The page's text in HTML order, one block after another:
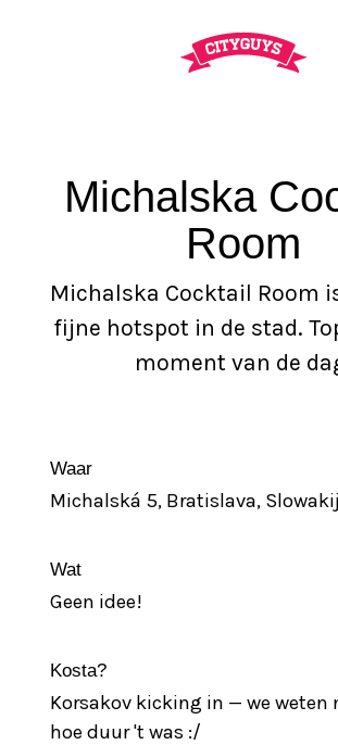
Michalska
Room
Michalska Cocktail Room
fijne hotspot in de stad.
moment van de
Waar
Michalská 5, Bratislava,
Wat
Geen idee!
Kosta?
Korsakov kicking in — we weten
hoe duur 't was :/